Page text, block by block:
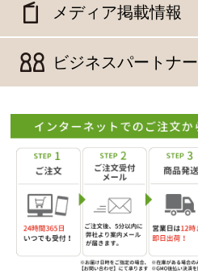
メディア掲載情報
ビジネスパートナー